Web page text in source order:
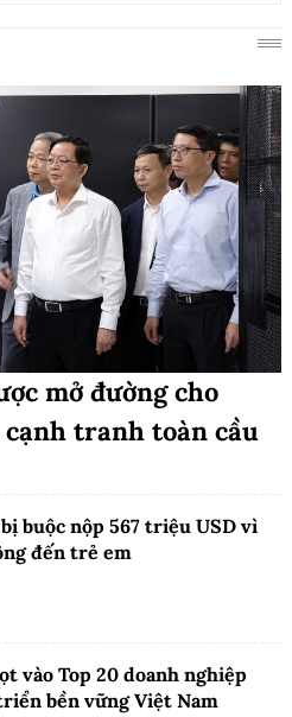
mở đường cho
tranh toàn cầu
buộc nộp 567 triệu USD vì
đến trẻ em
vào Top 20 doanh nghiệp
bền vững Việt Nam